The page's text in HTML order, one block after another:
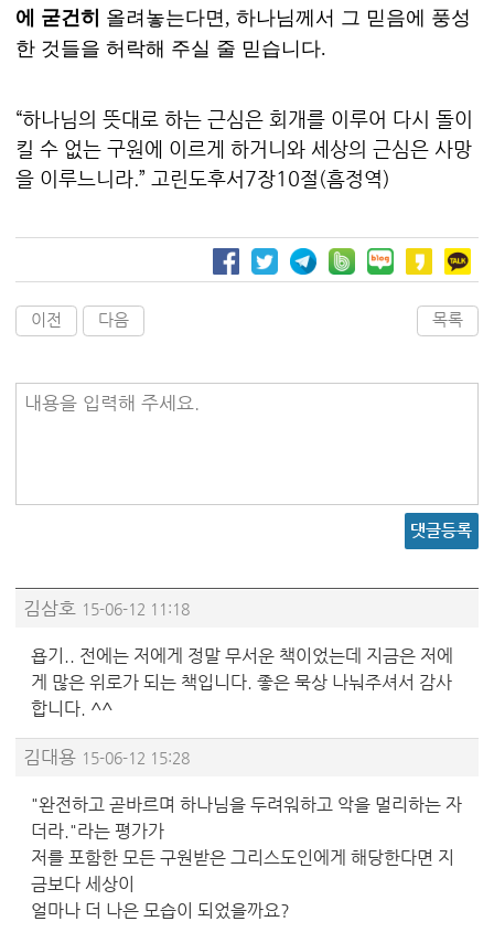
에 굳건히 올려놓는다면, 하나님께서 그 믿음에 풍성
한 것들을 허락해 주실 줄 믿습니다.
“하나님의 뜻대로 하는 근심은 회개를 이루어 다시 돌이
킬 수 없는 구원에 이르게 하거니와 세상의 근심은 사망
을 이루느니라.” 고린도후서7장10절(흠정역)
이전 다음 목록
내용을 입력해 주세요.
댓글등록
김삼호 15-06-12 11:18
욥기.. 전에는 저에게 정말 무서운 책이었는데 지금은 저에
게 많은 위로가 되는 책입니다. 좋은 묵상 나눠주셔서 감사
합니다. ^^
김대용 15-06-12 15:28
"완전하고 곧바르며 하나님을 두려워하고 악을 멀리하는 자
더라."라는 평가가
저를 포함한 모든 구원받은 그리스도인에게 해당한다면 지
금보다 세상이
얼마나 더 나은 모습이 되었을까요?